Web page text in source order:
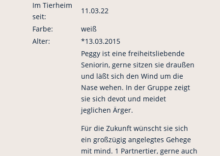
Im Tierheim
seit:
11.03.22
Farbe:
weiß
Alter:
*13.03.2015
Peggy ist eine freiheitsliebende
Seniorin, gerne sitzen sie draußen
und läßt sich den Wind um die
Nase wehen. In der Gruppe zeigt
sie sich devot und meidet
jeglichen Ärger.
Für die Zukunft wünscht sie sich
ein großzügig angelegtes Gehege
mit mind. 1 Partnertier, gerne auch